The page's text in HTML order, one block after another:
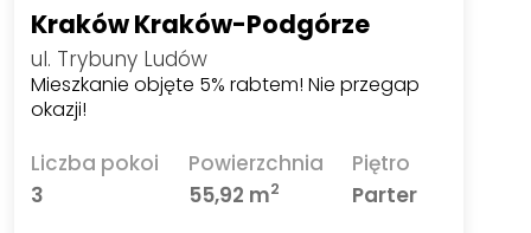
Kraków Kraków-Podgórze
ul. Trybuny Ludów
Mieszkanie objęte 5% rabtem! Nie przegap
okazji!
Liczba pokoi
3
Powierzchnia
55,92 m2
Piętro
Parter